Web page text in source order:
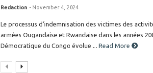
Redaction - November 4, 2024
Le processus d’indemnisation des victimes des
armées Ougandaise et Rwandaise dans les années
Démocratique du Congo évolue ... Read More